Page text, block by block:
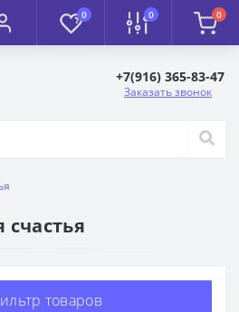
0 0 0
+7(916) 365-83-47
Заказать звонок
товаров